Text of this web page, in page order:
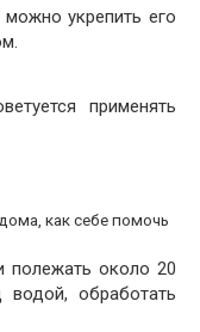
укрепить его
применять
как себе помочь
полежать около 20
обработать